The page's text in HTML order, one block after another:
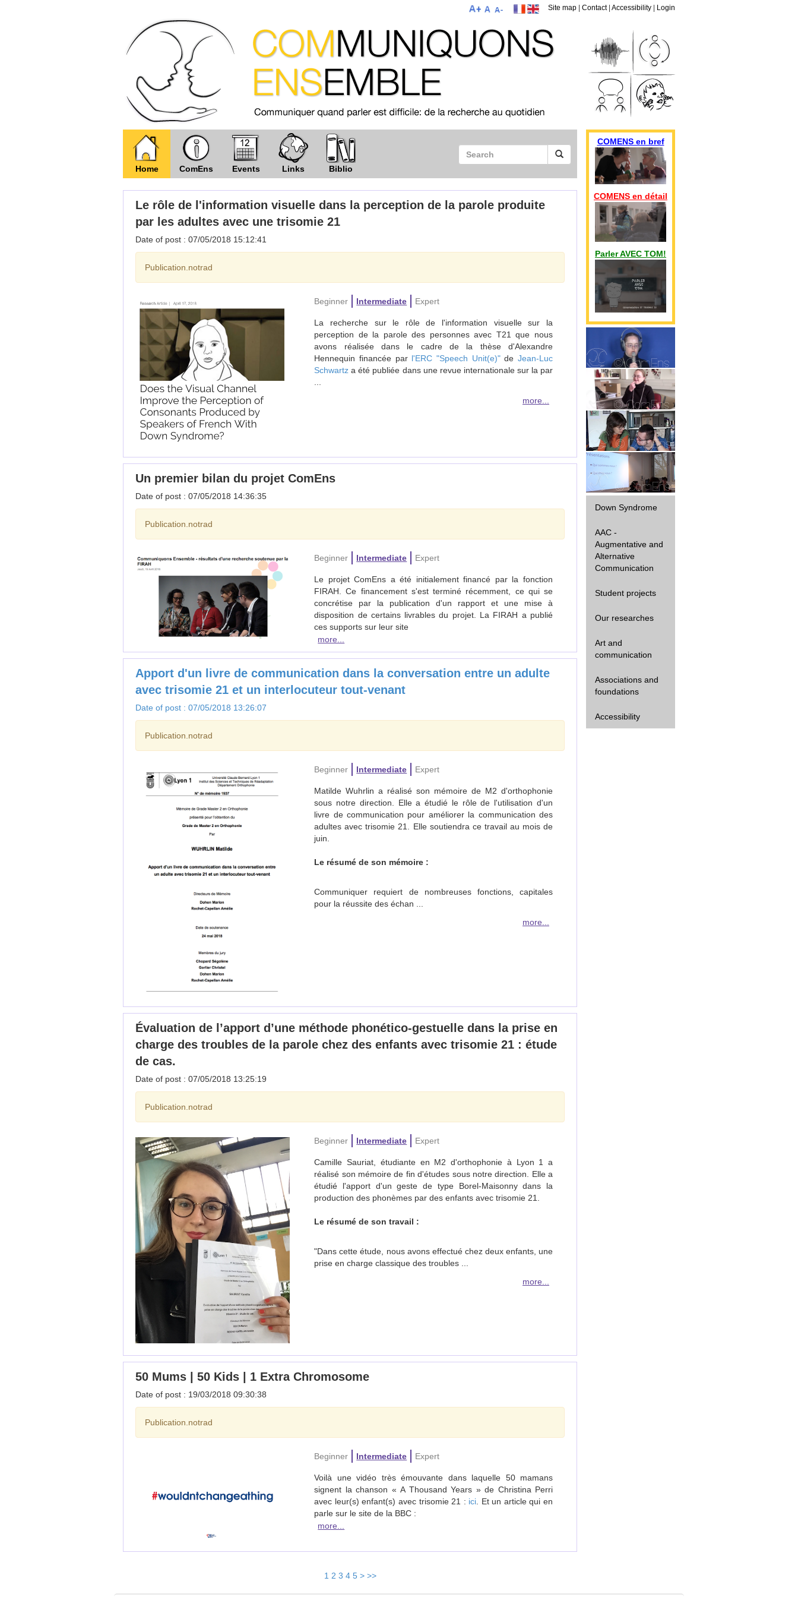
Site map Contact Accessibility Login
Home ComEns Events Links Biblio
Le rôle de l'information visuelle dans la perception de la parole produite
par les adultes avec une trisomie 21
Date of post : 07/05/2018 15:12:41
Publication.notrad
Beginner Intermediate Expert
La recherche sur le rôle de l'information visuelle sur la
perception de la parole des personnes avec T21 que nous
avons réalisée dans le cadre de la thèse d'Alexandre
Hennequin financée par l'ERC "Speech Unit(e)"deJean-Luc
Schwartz a été publiée dans une revue internationale sur la par
more...
Un premier bilan du projet ComEns
Date of post : 07/05/2018 14:36:35
Publication.notrad
Beginner Intermediate Expert
Le projet ComEns a été initialement financé par la fonction
FIRAH. Ce financement s'est terminé récemment, ce qui se
concrétise par la publication d'un rapport et une mise à
disposition de certains livrables du projet. La FIRAH a publié
ces supports sur leur site
more...
Apport d'un livre de communication dans la conversation entre un adulte
avec trisomie 21 et un interlocuteur tout-venant
Date of post : 07/05/2018 13:26:07
Publication.notrad
Beginner Intermediate Expert
Matilde Wuhrlin a réalisé son mémoire de M2 d'orthophonie
sous notre direction. Elle a étudié le rôle de l'utilisation d'un
livre de communication pour améliorer la communication des
adultes avec trisomie 21. Elle soutiendra ce travail au mois de
juin.
Le résumé de son mémoire :
Communiquer requiert de nombreuses fonctions, capitales
pour la réussite des échan ...
more...
Évaluation de l’apport d’une méthode phonético-gestuelle dans la prise en
charge des troubles de la parole chez des enfants avec trisomie 21 : étude
de cas.
Date of post : 07/05/2018 13:25:19
Publication.notrad
Beginner Intermediate Expert
Camille Sauriat, étudiante en M2 d'orthophonie à Lyon 1 a
réalisé son mémoire de fin d'études sous notre direction. Elle a
étudié l'apport d'un geste de type Borel-Maisonny dans la
production des phonèmes par des enfants avec trisomie 21.
Le résumé de son travail :
"Dans cette étude, nous avons effectué chez deux enfants, une
prise en charge classique des troubles ...
more...
50 Mums | 50 Kids | 1 Extra Chromosome
Date of post : 19/03/2018 09:30:38
Publication.notrad
Beginner Intermediate Expert
Voilà une vidéo très émouvante dans laquelle 50 mamans
signent la chanson « A Thousand Years » de Christina Perri
avec leur(s) enfant(s) avec trisomie 21 : ici . Et un article qui en
parle sur le site de la BBC :
more...
1 2 3 4 5 > >>
COMENS en bref
COMENS en détail
Parler AVEC TOM!
Parole
Gestualité
Interaction
Diffusion
Down Syndrome
AAC -
Augmentative and
Alternative
Communication
Student projects
Our researches
Art and
communication
Associations and
foundations
Accessibility